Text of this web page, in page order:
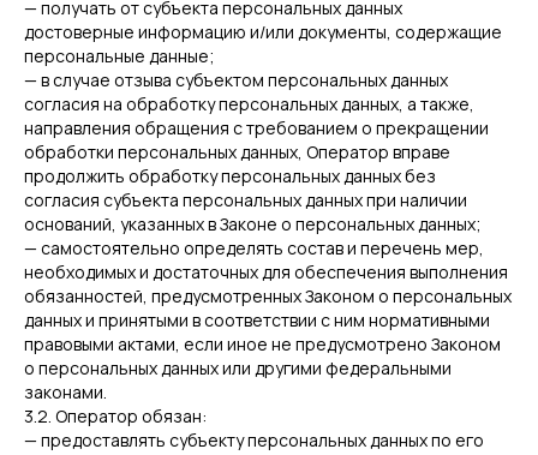
— получать от субъекта персональных данных
достоверные информацию и/или документы, содержащие
персональные данные;
— в случае отзыва субъектом персональных данных
согласия на обработку персональных данных, а также,
направления обращения с требованием о прекращении
обработки персональных данных, Оператор вправе
продолжить обработку персональных данных без
согласия субъекта персональных данных при наличии
оснований, указанных в Законе о персональных данных;
— самостоятельно определять состав и перечень мер,
необходимых и достаточных для обеспечения выполнения
обязанностей, предусмотренных Законом о персональных
данных и принятыми в соответствии с ним нормативными
правовыми актами, если иное не предусмотрено Законом
о персональных данных или другими федеральными
законами.
3.2. Оператор обязан:
— предоставлять субъекту персональных данных по его